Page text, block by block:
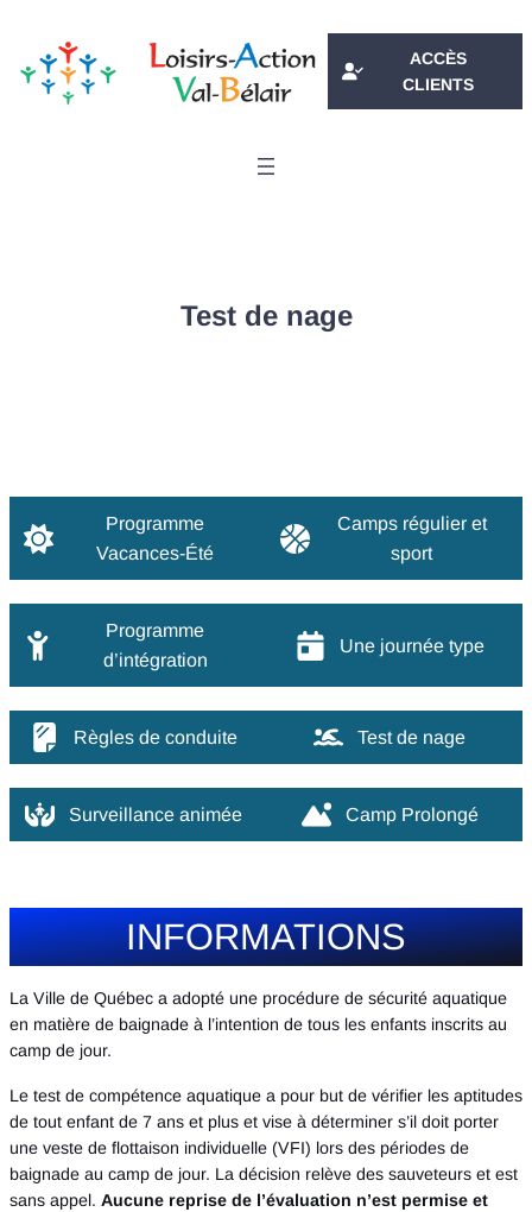
contenu
ACCÈS
CLIENTS
Test de nage
Programme
Vacances-Été
Camps régulier et
sport
Programme
d’intégration
Une journée type
Règles de conduite Test de nage
Surveillance animée Camp Prolongé
INFORMATIONS
La Ville de Québec a adopté une procédure de sécurité aquatique
en matière de baignade à l’intention de tous les enfants inscrits au
camp de jour.
Le test de compétence aquatique a pour but de vérifier les aptitudes
de tout enfant de 7 ans et plus et vise à déterminer s’il doit porter
une veste de flottaison individuelle (VFI) lors des périodes de
baignade au camp de jour. La décision relève des sauveteurs et est
sans appel. Aucune reprise de l’évaluation n’est permise et